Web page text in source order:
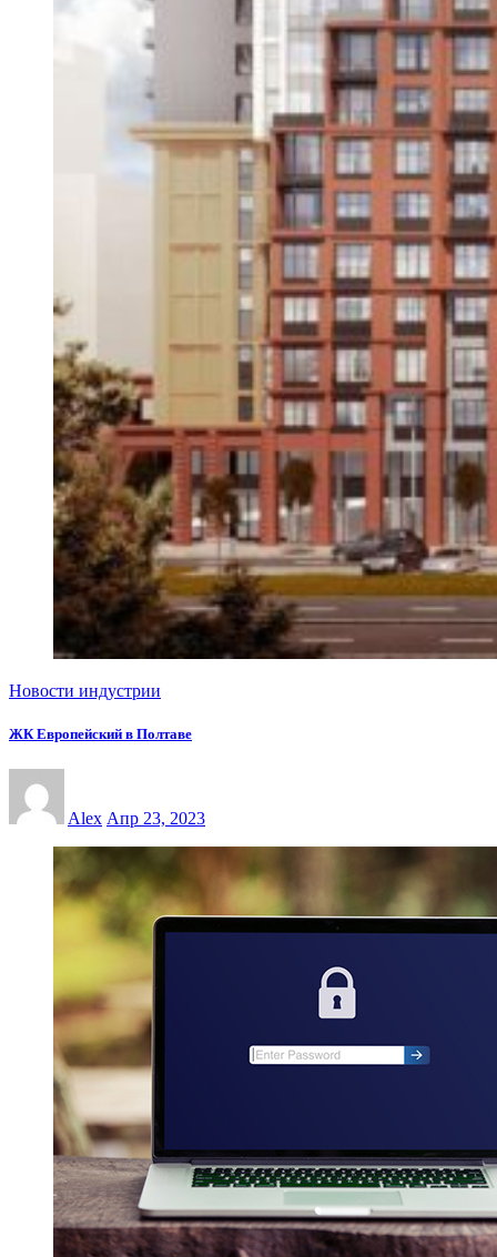
Новости индустрии
ЖК Европейский в Полтаве
Alex Апр 23, 2023